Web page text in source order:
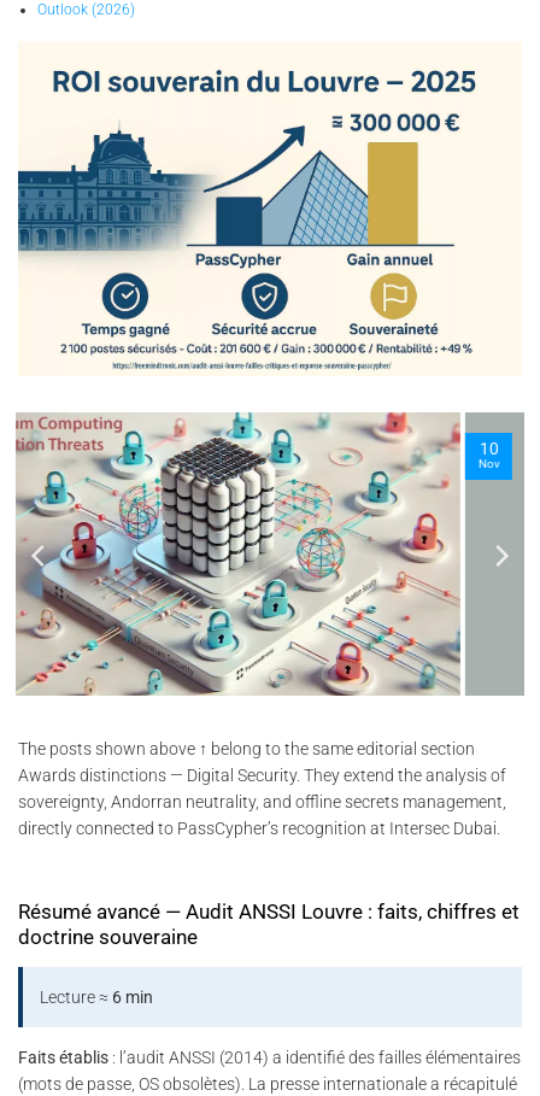
Outlook (2026)
10
The posts shown above ↑ belong to the same editorial section
Awards distinctions — Digital Security. They extend the analysis of
sovereignty, Andorran neutrality, and offline secrets management,
directly connected to PassCypher’s recognition at Intersec Dubai.
Résumé avancé — Audit ANSSI Louvre : faits, chiffres et
doctrine souveraine
Lecture ≈ 6 min
Faits établis : l’audit ANSSI (2014) a identifié des failles élémentaires
(mots de passe, OS obsolètes). La presse internationale a récapitulé